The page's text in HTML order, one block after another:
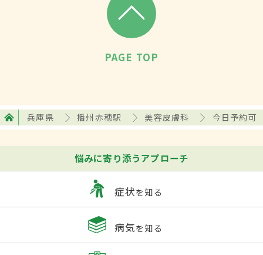
PAGE TOP
兵庫県 播州赤穂駅 美容皮膚科 今日予約可
悩みに寄り添うアプローチ
症状を知る
病気を知る